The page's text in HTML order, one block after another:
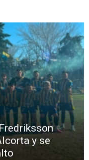
y se